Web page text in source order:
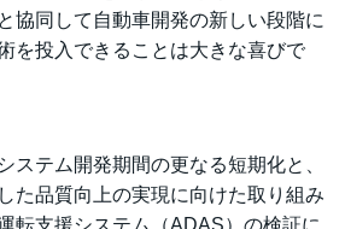
協同して自動車開発の新しい段階に
を投入できることは大きな喜びで
ステム開発期間の更なる短期化と、
た品質向上の実現に向けた取り組み
転支援システム（ADAS）の検証に